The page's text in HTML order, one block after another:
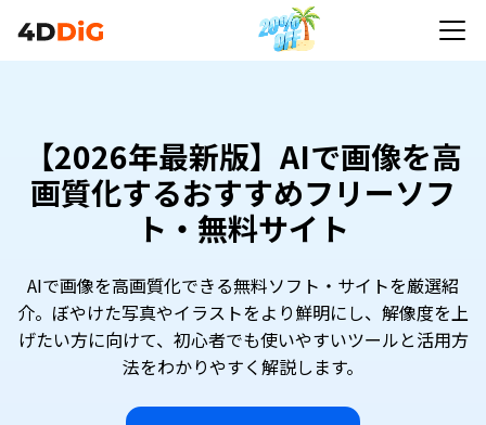
【2026年最新版】AIで画像を高
画質化するおすすめフリーソフ
ト・無料サイト
AIで画像を高画質化できる無料ソフト・サイトを厳選紹
介。ぼやけた写真やイラストをより鮮明にし、解像度を上
げたい方に向けて、初心者でも使いやすいツールと活用方
法をわかりやすく解説します。